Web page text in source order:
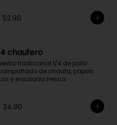
52.90
chaufero
tradicional 1/4 de pollo
de chaufa, papas
y ensalada fresca
34.90